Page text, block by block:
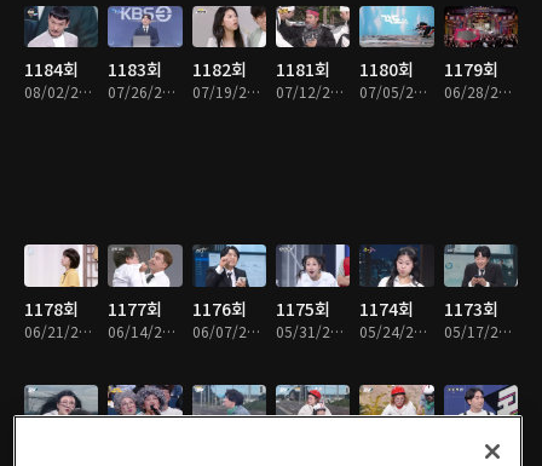
1184회
08/02/2026 • 1시간 28분
1183회
07/26/2026 • 1시간 20분
1182회
07/19/2026 • 1시간 22분
1181회
07/12/2026 • 1시간 25분
1180회
07/05/2026 • 1시간 29분
1179회
06/28/2026 • 1시간 20분
1178회
06/21/2026 • 1시간 9분
1177회
06/14/2026 • 1시간 20분
1176회
06/07/2026 • 1시간 23분
1175회
05/31/2026 • 1시간 19분
1174회
05/24/2026 • 1시간 19분
1173회
05/17/2026 • 1시간 18분
1167회